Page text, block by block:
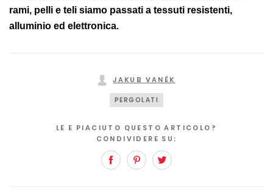
rami, pelli e teli siamo passati a tessuti resistenti,
alluminio ed elettronica.
JAKUB VANĚK
PERGOLATI
LE E PIACIUTO QUESTO ARTICOLO?
CONDIVIDERE SU:
FacebookPinterest